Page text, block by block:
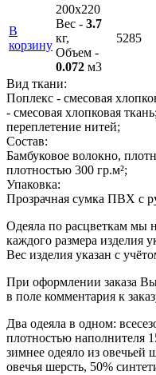
В
корзину
200х220
Вес - 3.7
кг,
Объем -
0.072 м3
5285
Вид ткани:
Поплекс - смесовая
- смесовая хлопковая
переплетение нитей;
Состав:
Бамбуковое волокно,
плотностью 300 гр.м²;
Упаковка:
Прозрачная сумка ПВХ с
Одеяла по расцветкам мы
каждого размера изделия
Вес изделия указан с
При оформлении заказа
в поле комментария к
Два одеяла в одном:
плотностью наполнителя
зимнее одеяло из овечьей
овечья шерсть, 50%